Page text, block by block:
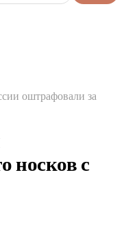
оштрафовали за
носков с